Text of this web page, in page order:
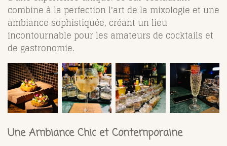
combine à la perfection l'art de la mixologie et une
ambiance sophistiquée, créant un lieu
incontournable pour les amateurs de cocktails et
de gastronomie.
Une Ambiance Chic et Contemporaine